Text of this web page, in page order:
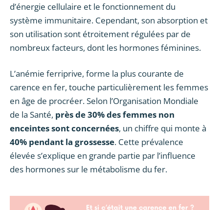
d’énergie cellulaire et le fonctionnement du
système immunitaire. Cependant, son absorption et
son utilisation sont étroitement régulées par de
nombreux facteurs, dont les hormones féminines.
L’anémie ferriprive, forme la plus courante de
carence en fer, touche particulièrement les femmes
en âge de procréer. Selon l’Organisation Mondiale
de la Santé, près de 30% des femmes non
enceintes sont concernées, un chiffre qui monte à
40% pendant la grossesse. Cette prévalence
élevée s’explique en grande partie par l’influence
des hormones sur le métabolisme du fer.